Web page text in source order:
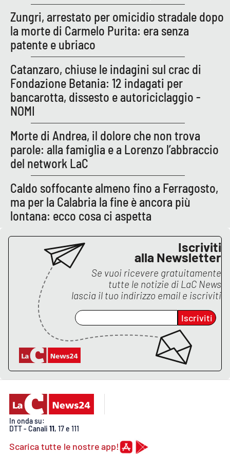
EDIZIONI
LOCALI
Catanzaro
Crotone
Vibo Valentia
Reggio Calabria
Cosenza
Lamezia Terme
Buona Sanità Calabria
CALABRIAVISIONE
Destinazioni
Food
Storie
LAC
NETWORK
Zungri, arrestato per omicidio stradale dopo
la morte di Carmelo Purita: era senza
patente e ubriaco
Catanzaro, chiuse le indagini sul crac di
Fondazione Betania: 12 indagati per
bancarotta, dissesto e autoriciclaggio -
NOMI
Morte di Andrea, il dolore che non trova
parole: alla famiglia e a Lorenzo l’abbraccio
del network LaC
Caldo soffocante almeno fino a Ferragosto,
ma per la Calabria la fine è ancora più
lontana: ecco cosa ci aspetta
Iscriviti
alla Newsletter
Se vuoi ricevere gratuitamente
tutte le notizie di LaC News
lascia il tuo indirizzo email e iscriviti
Iscriviti
In onda su:
DTT - Canali 11, 17 e 111
Scarica tutte le nostre app!